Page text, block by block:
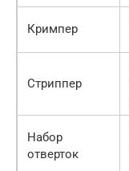
Кримпер
Стриппер
Набор
отверток